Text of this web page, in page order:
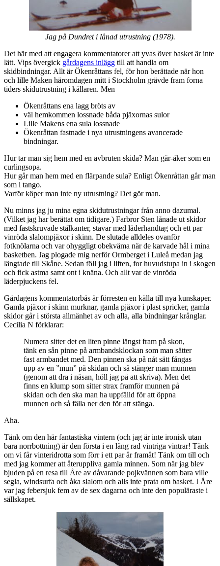
Jag på Dundret i lånad utrustning (1978).
Det här med att engagera kommentatorer att yvas över basket är inte
lätt. Vips övergick gårdagens inlägg till att handla om
skidbindningar. Allt är Ökenråttans fel, för hon berättade när hon
och lille Maken häromdagen mitt i Stockholm grävde fram forna
tiders skidutrustning i källaren. Men
Ökenråttans ena lagg bröts av
väl hemkommen lossnade båda pjäxornas sulor
Lille Makens ena sula lossnade
Ökenråttan fastnade i nya utrustningens avancerade
bindningar.
Hur tar man sig hem med en avbruten skida? Man går-åker som en
curlingsopa.
Hur går man hem med en flärpande sula? Enligt Ökenråttan går man
som i tango.
Varför köper man inte ny utrustning? Det gör man.
Nu minns jag ju mina egna skidutrustningar från anno dazumal.
(Vilket jag har berättat om tidigare.) Farbror Sten lånade ut skidor
med fastskruvade stålkanter, stavar med läderhandtag och ett par
vinröda slalompjäxor i skinn. De slutade alldeles ovanför
fotknölarna och var ohyggligt obekväma när de karvade hål i mina
basketben. Jag plogade mig nerför Ormberget i Luleå medan jag
längtade till Skåne. Sedan föll jag i liften, for huvudstupa in i skogen
och fick astma samt ont i knäna. Och allt var de vinröda
läderpjuckens fel.
Gårdagens kommentatorbås är förresten en källa till nya kunskaper.
Gamla pjäxor i skinn murknar, gamla pjäxor i plast spricker, gamla
skidor går i största allmänhet av och alla, alla bindningar krånglar.
Cecilia N förklarar:
Numera sitter det en liten pinne längst fram på skon,
tänk en sån pinne på armbandsklockan som man sätter
fast armbandet med. Den pinnen ska på nåt sätt fångas
upp av en ”mun” på skidan och så stänger man munnen
(genom att dra i näsan, höll jag på att skriva). Men det
finns en klump som sitter strax framför munnen på
skidan och den ska man ha uppfälld för att öppna
munnen och så fälla ner den för att stänga.
Aha.
Tänk om den här fantastiska vintern (och jag är inte ironisk utan
bara norrbottning) är den första i en lång rad vintriga vintrar! Tänk
om vi får vinteridrotta som förr i ett par år framåt! Tänk om till och
med jag kommer att återuppliva gamla minnen. Som när jag blev
bjuden på en resa till Åre av dåvarande pojkvännen som bara ville
segla, windsurfa och åka slalom och alls inte prata om basket. I Åre
var jag febersjuk fem av de sex dagarna och inte den populäraste i
sällskapet.